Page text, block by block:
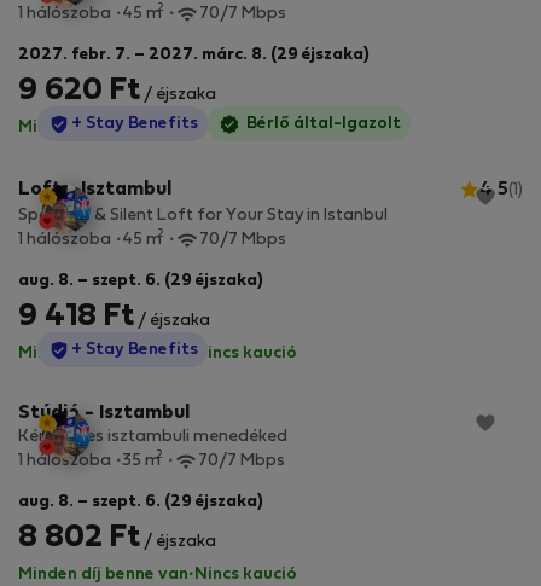
1 hálószoba
45 m2 70/7 Mbps
2027. febr. 7. – 2027. márc. 8. (29 éjszaka)
9 620 Ft / éjszaka
Minden díj benne van·Nincs kaució
StayProtection
+ Stay Benefits Bérlő által-Igazolt
Loft - Isztambul 4.5(1)
Spacious & Silent Loft for Your Stay in Istanbul
1 hálószoba
45 m2 70/7 Mbps
aug. 8. – szept. 6. (29 éjszaka)
9 418 Ft / éjszaka
Minden díj benne van·Nincs kaució
StayProtection
+ Stay Benefits
Stúdió - Isztambul
Kényelmes isztambuli menedéked
1 hálószoba
35 m2 70/7 Mbps
aug. 8. – szept. 6. (29 éjszaka)
8 802 Ft / éjszaka
Minden díj benne van· Nincs kaució